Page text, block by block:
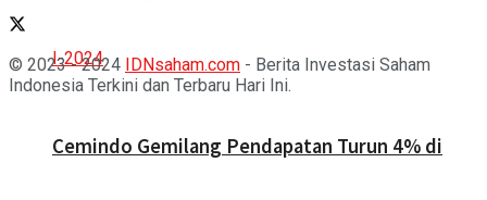
Cemindo Gemilang Pendapatan Turun 4% di
© 2023 - 2024 IDNsaham.com - Berita Investasi Saham
Indonesia Terkini dan Terbaru Hari Ini.